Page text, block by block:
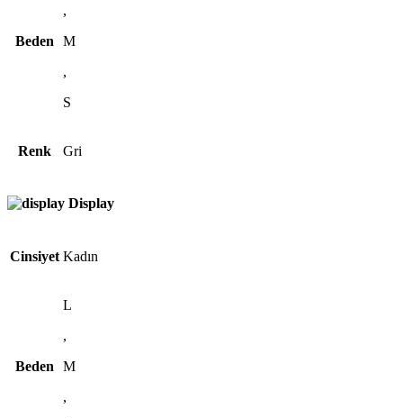
Beden
,
M
,
S
Renk Gri
Display
Cinsiyet Kadın
Beden
L
,
M
,